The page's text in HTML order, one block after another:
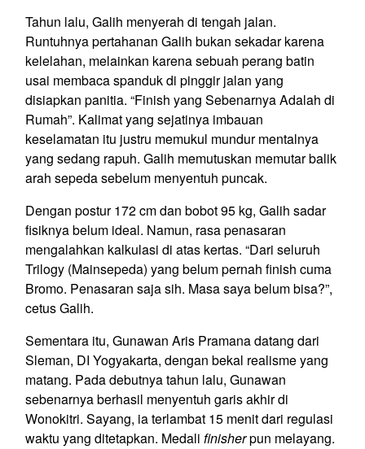
Tahun lalu, Galih menyerah di tengah jalan.
Runtuhnya pertahanan Galih bukan sekadar karena
kelelahan, melainkan karena sebuah perang batin
usai membaca spanduk di pinggir jalan yang
disiapkan panitia. “Finish yang Sebenarnya Adalah di
Rumah”. Kalimat yang sejatinya imbauan
keselamatan itu justru memukul mundur mentalnya
yang sedang rapuh. Galih memutuskan memutar balik
arah sepeda sebelum menyentuh puncak.
Dengan postur 172 cm dan bobot 95 kg, Galih sadar
fisiknya belum ideal. Namun, rasa penasaran
mengalahkan kalkulasi di atas kertas. “Dari seluruh
Trilogy (Mainsepeda) yang belum pernah finish cuma
Bromo. Penasaran saja sih. Masa saya belum bisa?”,
cetus Galih.
Sementara itu, Gunawan Aris Pramana datang dari
Sleman, DI Yogyakarta, dengan bekal realisme yang
matang. Pada debutnya tahun lalu, Gunawan
sebenarnya berhasil menyentuh garis akhir di
Wonokitri. Sayang, ia terlambat 15 menit dari regulasi
waktu yang ditetapkan. Medali finisherpun melayang.